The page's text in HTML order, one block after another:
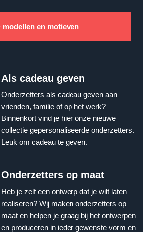
modellen en motieven
Als cadeau geven
Onderzetters als cadeau geven aan
vrienden, familie of op het werk?
Binnenkort vind je hier onze nieuwe
collectie gepersonaliseerde onderzetters.
Leuk om cadeau te geven.
Onderzetters op maat
Heb je zelf een ontwerp dat je wilt laten
realiseren? Wij maken onderzetters op
maat en helpen je graag bij het ontwerpen
en produceren in ieder gewenste vorm en